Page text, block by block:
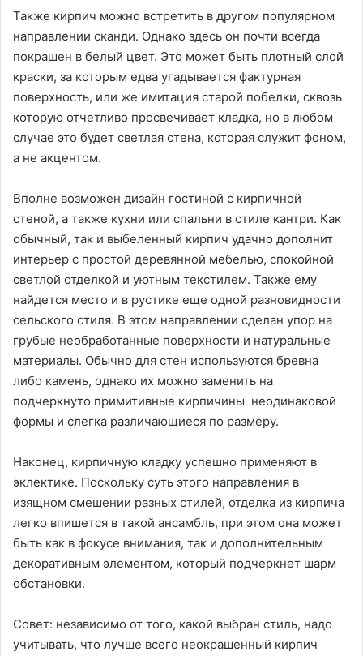
Также кирпич можно встретить в другом популярном
направлении сканди. Однако здесь он почти всегда
покрашен в белый цвет. Это может быть плотный слой
краски, за которым едва угадывается фактурная
поверхность, или же имитация старой побелки, сквозь
которую отчетливо просвечивает кладка, но в любом
случае это будет светлая стена, которая служит фоном,
а не акцентом.
Вполне возможен дизайн гостиной с кирпичной
стеной, а также кухни или спальни в стиле кантри. Как
обычный, так и выбеленный кирпич удачно дополнит
интерьер с простой деревянной мебелью, спокойной
светлой отделкой и уютным текстилем. Также ему
найдется место и в рустике еще одной разновидности
сельского стиля. В этом направлении сделан упор на
грубые необработанные поверхности и натуральные
материалы. Обычно для стен используются бревна
либо камень, однако их можно заменить на
подчеркнуто примитивные кирпичины неодинаковой
формы и слегка различающиеся по размеру.
Наконец, кирпичную кладку успешно применяют в
эклектике. Поскольку суть этого направления в
изящном смешении разных стилей, отделка из кирпича
легко впишется в такой ансамбль, при этом она может
быть как в фокусе внимания, так и дополнительным
декоративным элементом, который подчеркнет шарм
обстановки.
Совет: независимо от того, какой выбран стиль, надо
учитывать, что лучше всего неокрашенный кирпич